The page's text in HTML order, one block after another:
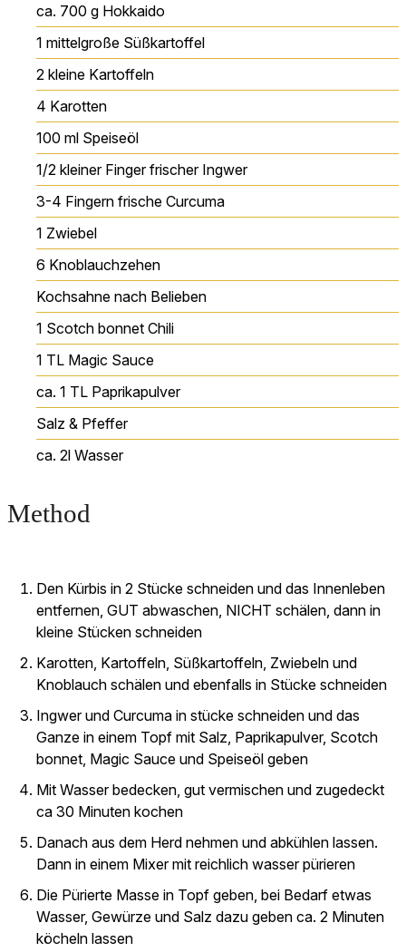
ca. 700 g Hokkaido
1 mittelgroße Süßkartoffel
2 kleine Kartoffeln
4 Karotten
100 ml Speiseöl
1/2 kleiner Finger frischer Ingwer
3-4 Fingern frische Curcuma
1 Zwiebel
6 Knoblauchzehen
Kochsahne nach Belieben
1 Scotch bonnet Chili
1 TL Magic Sauce
ca. 1 TL Paprikapulver
Salz & Pfeffer
ca. 2l Wasser
Method
Den Kürbis in 2 Stücke schneiden und das Innenleben
entfernen, GUT abwaschen, NICHT schälen, dann in
kleine Stücken schneiden
Karotten, Kartoffeln, Süßkartoffeln, Zwiebeln und
Knoblauch schälen und ebenfalls in Stücke schneiden
Ingwer und Curcuma in stücke schneiden und das
Ganze in einem Topf mit Salz, Paprikapulver, Scotch
bonnet, Magic Sauce und Speiseöl geben
Mit Wasser bedecken, gut vermischen und zugedeckt
ca 30 Minuten kochen
Danach aus dem Herd nehmen und abkühlen lassen.
Dann in einem Mixer mit reichlich wasser pürieren
Die Pürierte Masse in Topf geben, bei Bedarf etwas
Wasser, Gewürze und Salz dazu geben ca. 2 Minuten
köcheln lassen